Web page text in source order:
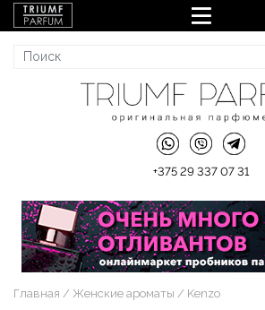
+375 29 337 07 31
Главная Женские ароматы Kenzo